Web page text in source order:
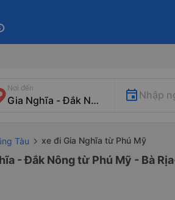
Nơi đến
Nhập
Tàu xe đi Gia Nghĩa từ Phú Mỹ
- Đắk Nông từ Phú Mỹ - Bà